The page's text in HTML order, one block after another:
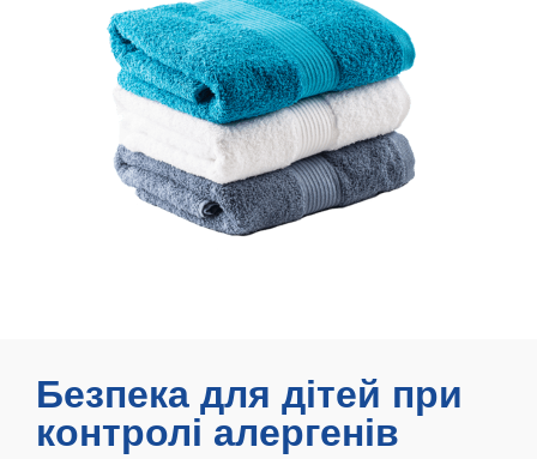
Безпека для дітей при
контролі алергенів